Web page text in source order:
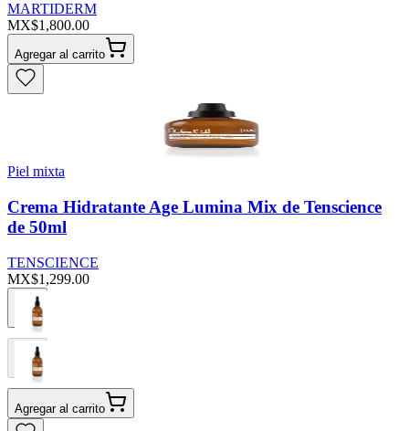
MARTIDERM
MX$1,800.00
Agregar al carrito
Piel mixta
Crema Hidratante Age Lumina Mix de Tenscience
de 50ml
TENSCIENCE
MX$1,299.00
Agregar al carrito